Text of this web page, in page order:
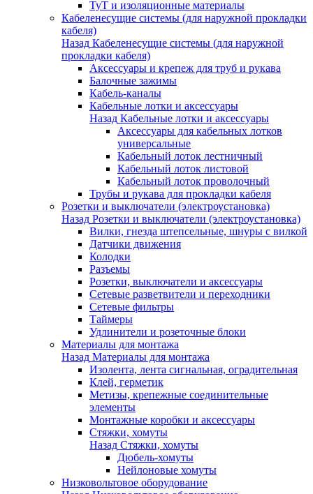
ТуТ и изоляционные материалы
Кабеленесущие системы (для наружной прокладки
кабеля)
Назад Кабеленесущие системы (для наружной
прокладки кабеля)
Аксессуары и крепеж для труб и рукава
Балочные зажимы
Кабель-каналы
Кабельные лотки и аксессуары
Назад Кабельные лотки и аксессуары
Аксессуары для кабельных лотков
универсальные
Кабельный лоток лестничный
Кабельный лоток листовой
Кабельный лоток проволочный
Трубы и рукава для прокладки кабеля
Розетки и выключатели (электроустановка)
Назад Розетки и выключатели (электроустановка)
Вилки, гнезда штепсельные, шнуры с вилкой
Датчики движения
Колодки
Разъемы
Розетки, выключатели и аксессуары
Сетевые разветвители и переходники
Сетевые фильтры
Таймеры
Удлинители и розеточные блоки
Материалы для монтажа
Назад Материалы для монтажа
Изолента, лента сигнальная, оградительная
Клей, герметик
Метизы, крепежные соединительные
элементы
Монтажные коробки и аксессуары
Стяжки, хомуты
Назад Стяжки, хомуты
Дюбель-хомуты
Нейлоновые хомуты
Низковольтовое оборудование